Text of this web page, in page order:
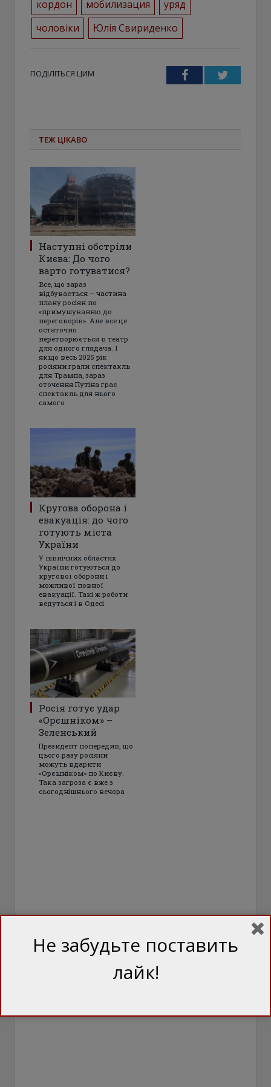
кордон мобилизация
уряд
чоловіки
Юлія Свириденко
ПОДІЛІТЬСЯ ЦИМ FacebookTwitter
ТЕЖ ЦІКАВО
Наступні обстріли
Києва: До чого
варто готуватися?
Все, що зараз
відбувається – частина
плану росіян по
«примушуванню до
переговорів». Але все це
остаточно
перетворюється в театр
для одного глядача. І
якщо весь 2025 рік
росіяни грали спектакль
для Трампа, зараз
оточення Путіна грає
спектакль для нього
самого
Кругова оборона і
евакуація: до чого
готують міста
України
У північних областях
України готуються до
кругової оборони і
можливої повної
евакуації. Такі ж роботи
ведуться і в Одесі
Росія готує удар
«Орєшніком» –
Зеленський
Президент попередив, що
цього разу росіяни
можуть вдарити
«Орєшніком» по Києву.
Така загроза є вже з
сьогоднішнього вечора
Не забудьте поставить
лайк!